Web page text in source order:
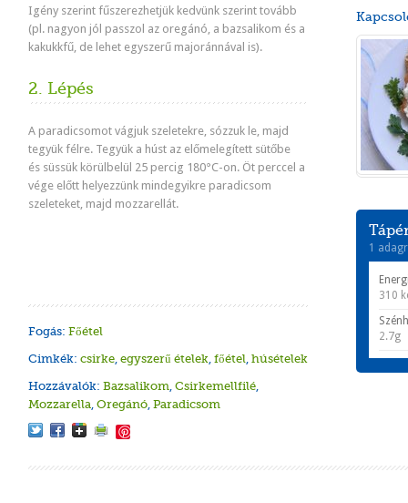
Igény szerint fűszerezhetjük kedvünk szerint tovább
(pl. nagyon jól passzol az oregánó, a bazsalikom és a
kakukkfű, de lehet egyszerű majoránnával is).
2. Lépés
A paradicsomot vágjuk szeletekre, sózzuk le, majd
tegyük félre. Tegyük a húst az előmelegített sütőbe
és süssük körülbelül 25 percig 180°C-on. Öt perccel a
vége előtt helyezzünk mindegyikre paradicsom
szeleteket, majd mozzarellát.
Fogás: Főétel
Cimkék: csirke, egyszerű ételek, főétel, húsételek
Hozzávalók: Bazsalikom, Csirkemellfilé,
Mozzarella, Oregánó, Paradicsom
1
310
2.7g